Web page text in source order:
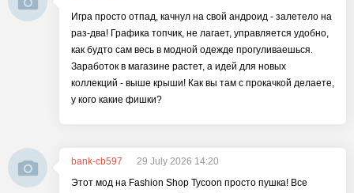
Игра просто отпад, качнул на свой андроид - залетело на
раз-два! Графика топчик, не лагает, управляется удобно,
как будто сам весь в модной одежде прогуливаешься.
Заработок в магазине растет, а идей для новых
коллекций - выше крыши! Как вы там с прокачкой делаете,
у кого какие фишки?
bank-cb597
29 July 2026 14:20
Этот мод на Fashion Shop Tycoon просто пушка! Все